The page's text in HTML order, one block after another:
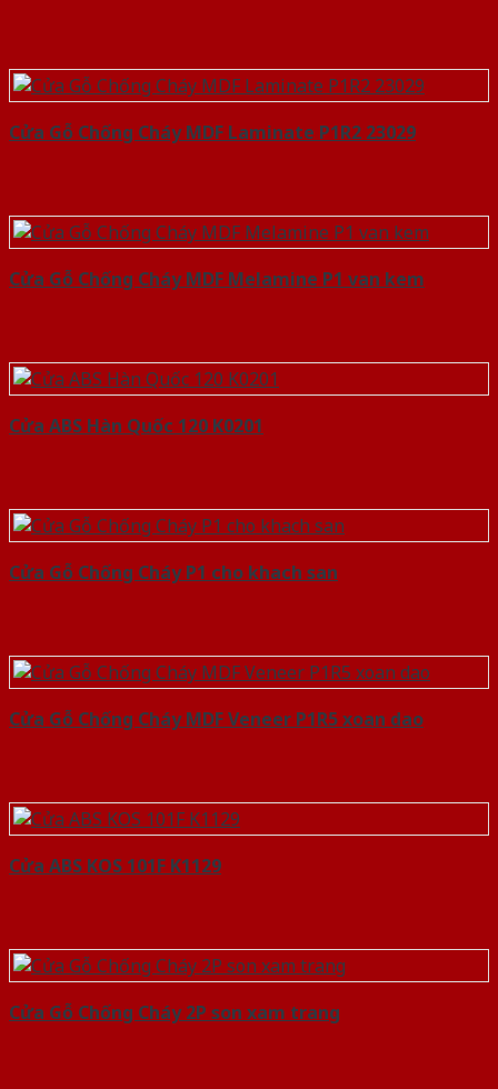
Cửa Gỗ Chống Cháy MDF Laminate P1R2 23029
Cửa Gỗ Chống Cháy MDF Melamine P1 van kem
Cửa ABS Hàn Quốc 120 K0201
Cửa Gỗ Chống Cháy P1 cho khach san
Cửa Gỗ Chống Cháy MDF Veneer P1R5 xoan dao
Cửa ABS KOS 101F K1129
Cửa Gỗ Chống Cháy 2P son xam trang